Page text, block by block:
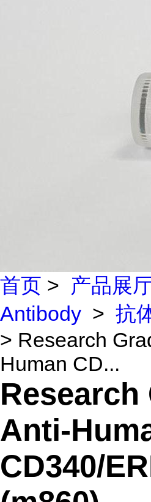
首页 > 产品展
Antibody > 抗
> Research
Human CD...
Research
Anti-
CD340/